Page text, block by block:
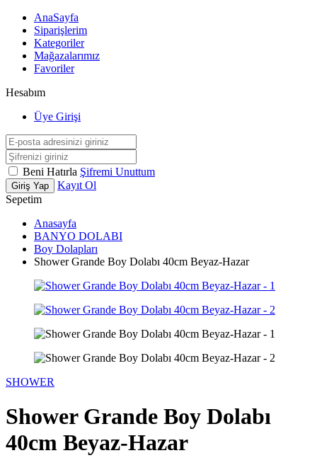
AnaSayfa
Siparişlerim
Kategoriler
Mağazalarımız
Favoriler
Hesabım
Üye Girişi
Beni Hatırla Şifremi Unuttum
Giriş Yap
Kayıt Ol
Sepetim
Anasayfa
BANYO DOLABI
Boy Dolapları
Shower Grande Boy Dolabı 40cm Beyaz-Hazar
SHOWER
Shower Grande Boy Dolabı
40cm Beyaz-Hazar